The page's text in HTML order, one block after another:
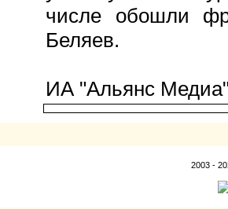
числе обошли
Беляев.
ИА "Альянс
2003 -